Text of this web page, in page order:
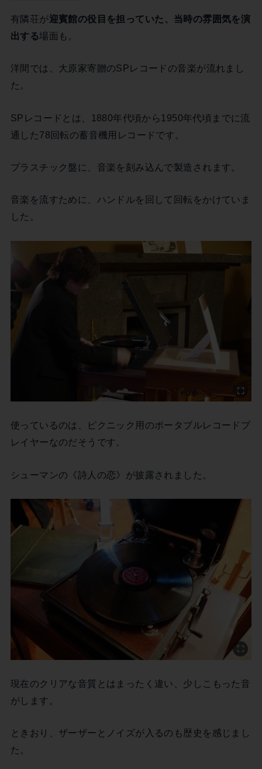
有隣荘が迎賓館の役目を担っていた、当時の雰囲気を演
出する場面も。
洋間では、大原家寄贈のSPレコードの音楽が流れまし
た。
SPレコードとは、1880年代頃から1950年代頃までに流
通した78回転の蓄音機用レコードです。
プラスチック盤に、音楽を刻み込んで製造されます。
音楽を流すために、ハンドルを回して回転をかけていま
した。
使っているのは、ピクニック用のポータブルレコードプ
レイヤーなのだそうです。
シューマンの《詩人の恋》が披露されました。
現在のクリアな音質とはまったく違い、少しこもった音
がします。
ときおり、ザーザーとノイズが入るのも歴史を感じまし
た。